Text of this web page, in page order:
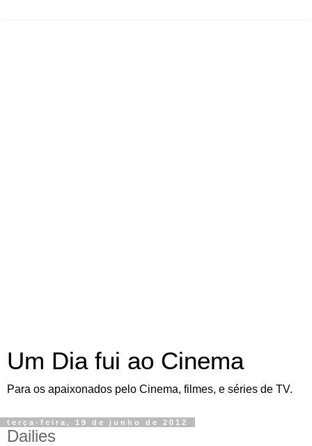
Um Dia fui ao Cinema
Para os apaixonados pelo Cinema, filmes, e séries de TV.
terça-feira, 19 de junho de 2012
Dailies